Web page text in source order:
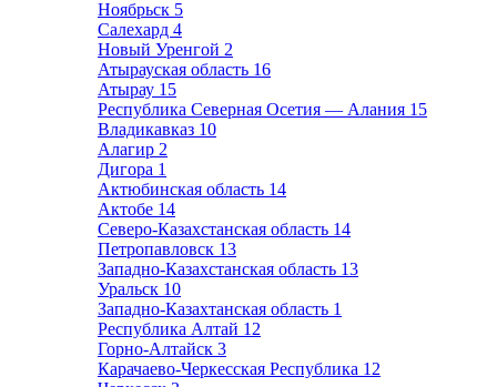
Ноябрьск 5
Салехард 4
Новый Уренгой 2
Атырауская область 16
Атырау 15
Республика Северная Осетия — Алания 15
Владикавказ 10
Алагир 2
Дигора 1
Актюбинская область 14
Актобе 14
Северо-Казахстанская область 14
Петропавловск 13
Западно-Казахстанская область 13
Уральск 10
Западно-Казахтанская область 1
Республика Алтай 12
Горно-Алтайск 3
Карачаево-Черкесская Республика 12